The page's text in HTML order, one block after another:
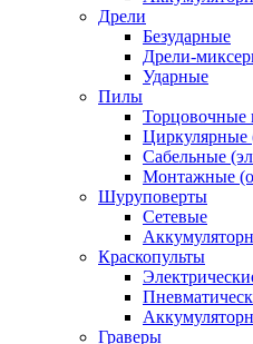
Дрели
Безударные
Дрели-
Ударные
Пилы
Торцовочные
Циркулярные
Сабельные
Монтажные
Шуруповерты
Сетевые
Краскопульты
Граверы